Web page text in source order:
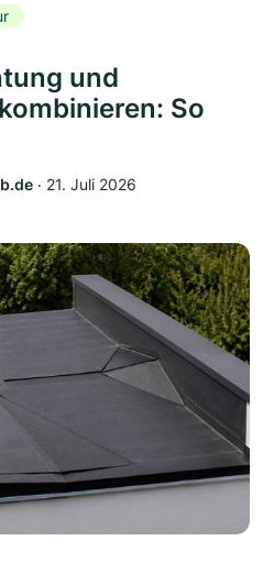
und
So
‧ 21. Juli 2026